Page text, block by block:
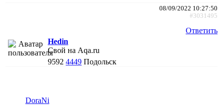
08/09/2022 10:27:50
#3031495
Ответить
Hedin
Свой на Aqa.ru
9592 4449 Подольск
DoraNi